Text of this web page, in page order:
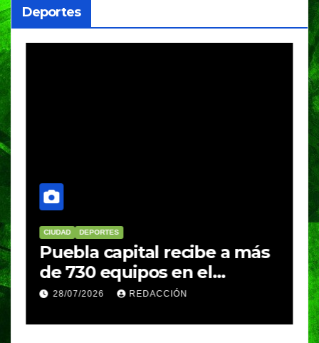
Deportes
CIUDAD DEPORTES
Puebla capital recibe a más
de 730 equipos en el
Festival Máster de Voleibol
28/07/2026 REDACCIÓN